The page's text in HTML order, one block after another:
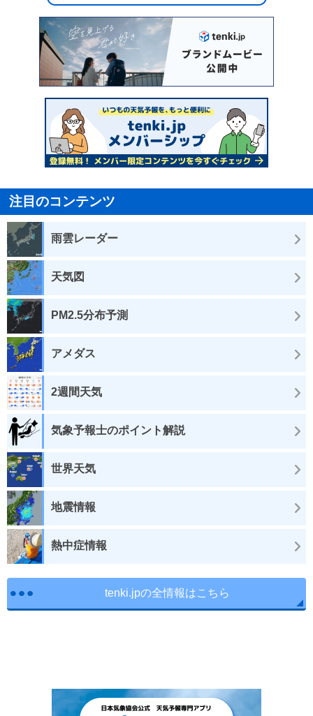
注目のコンテンツ
雨雲レーダー
天気図
PM2.5分布予測
アメダス
2週間天気
気象予報士のポイント解説
世界天気
地震情報
熱中症情報
tenki.jpの全情報はこちら